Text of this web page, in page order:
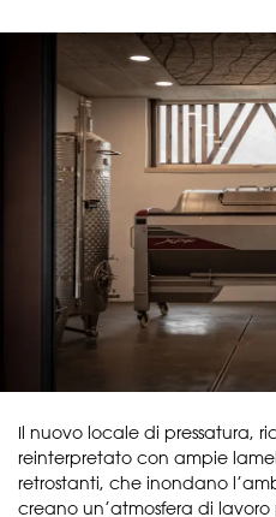
Il nuovo locale di pressatura,
reinterpretato con ampie
retrostanti, che inondano
creano un’atmosfera di